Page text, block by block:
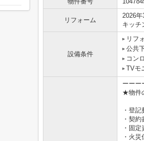
リフォーム
2026年
キッチ
設備条件
リフ
公共
コン
TVモ
ーーー
★物件
・登
・契
・固
・火